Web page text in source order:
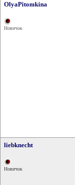
OlyaPitomkina
Новичок
liebknecht
Новичок